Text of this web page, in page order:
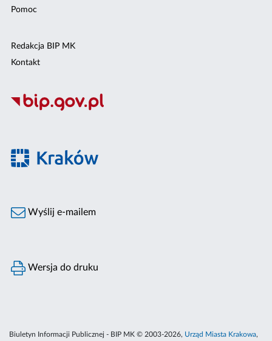
Pomoc
Redakcja BIP MK
Kontakt
Wyślij e-mailem
Wersja do druku
Biuletyn Informacji Publicznej - BIP MK © 2003-2026, Urząd Miasta Krakowa,